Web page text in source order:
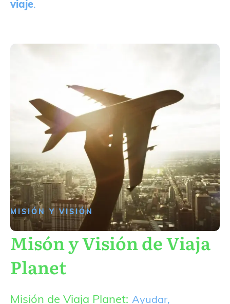
viaje.
MISIÓN Y VISIÓN
Misón y Visión de Viaja
Planet
Misión de Viaja Planet: Ayudar,